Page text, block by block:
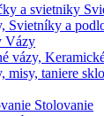
Svietníky a
Vázy
vázy,
Stolovanie